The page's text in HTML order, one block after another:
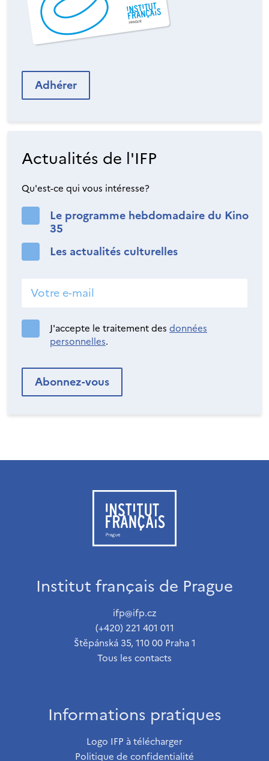
Adhérer
Actualités de l'IFP
Qu'est-ce qui vous intéresse?
Le programme hebdomadaire du Kino
35
Les actualités culturelles
J'accepte le traitement des données
personnelles.
Institut français de Prague
ifp@ifp.cz
(+420) 221 401 011
Štěpánská 35, 110 00 Praha 1
Tous les contacts
Informations pratiques
Logo IFP à télécharger
Politique de confidentialité